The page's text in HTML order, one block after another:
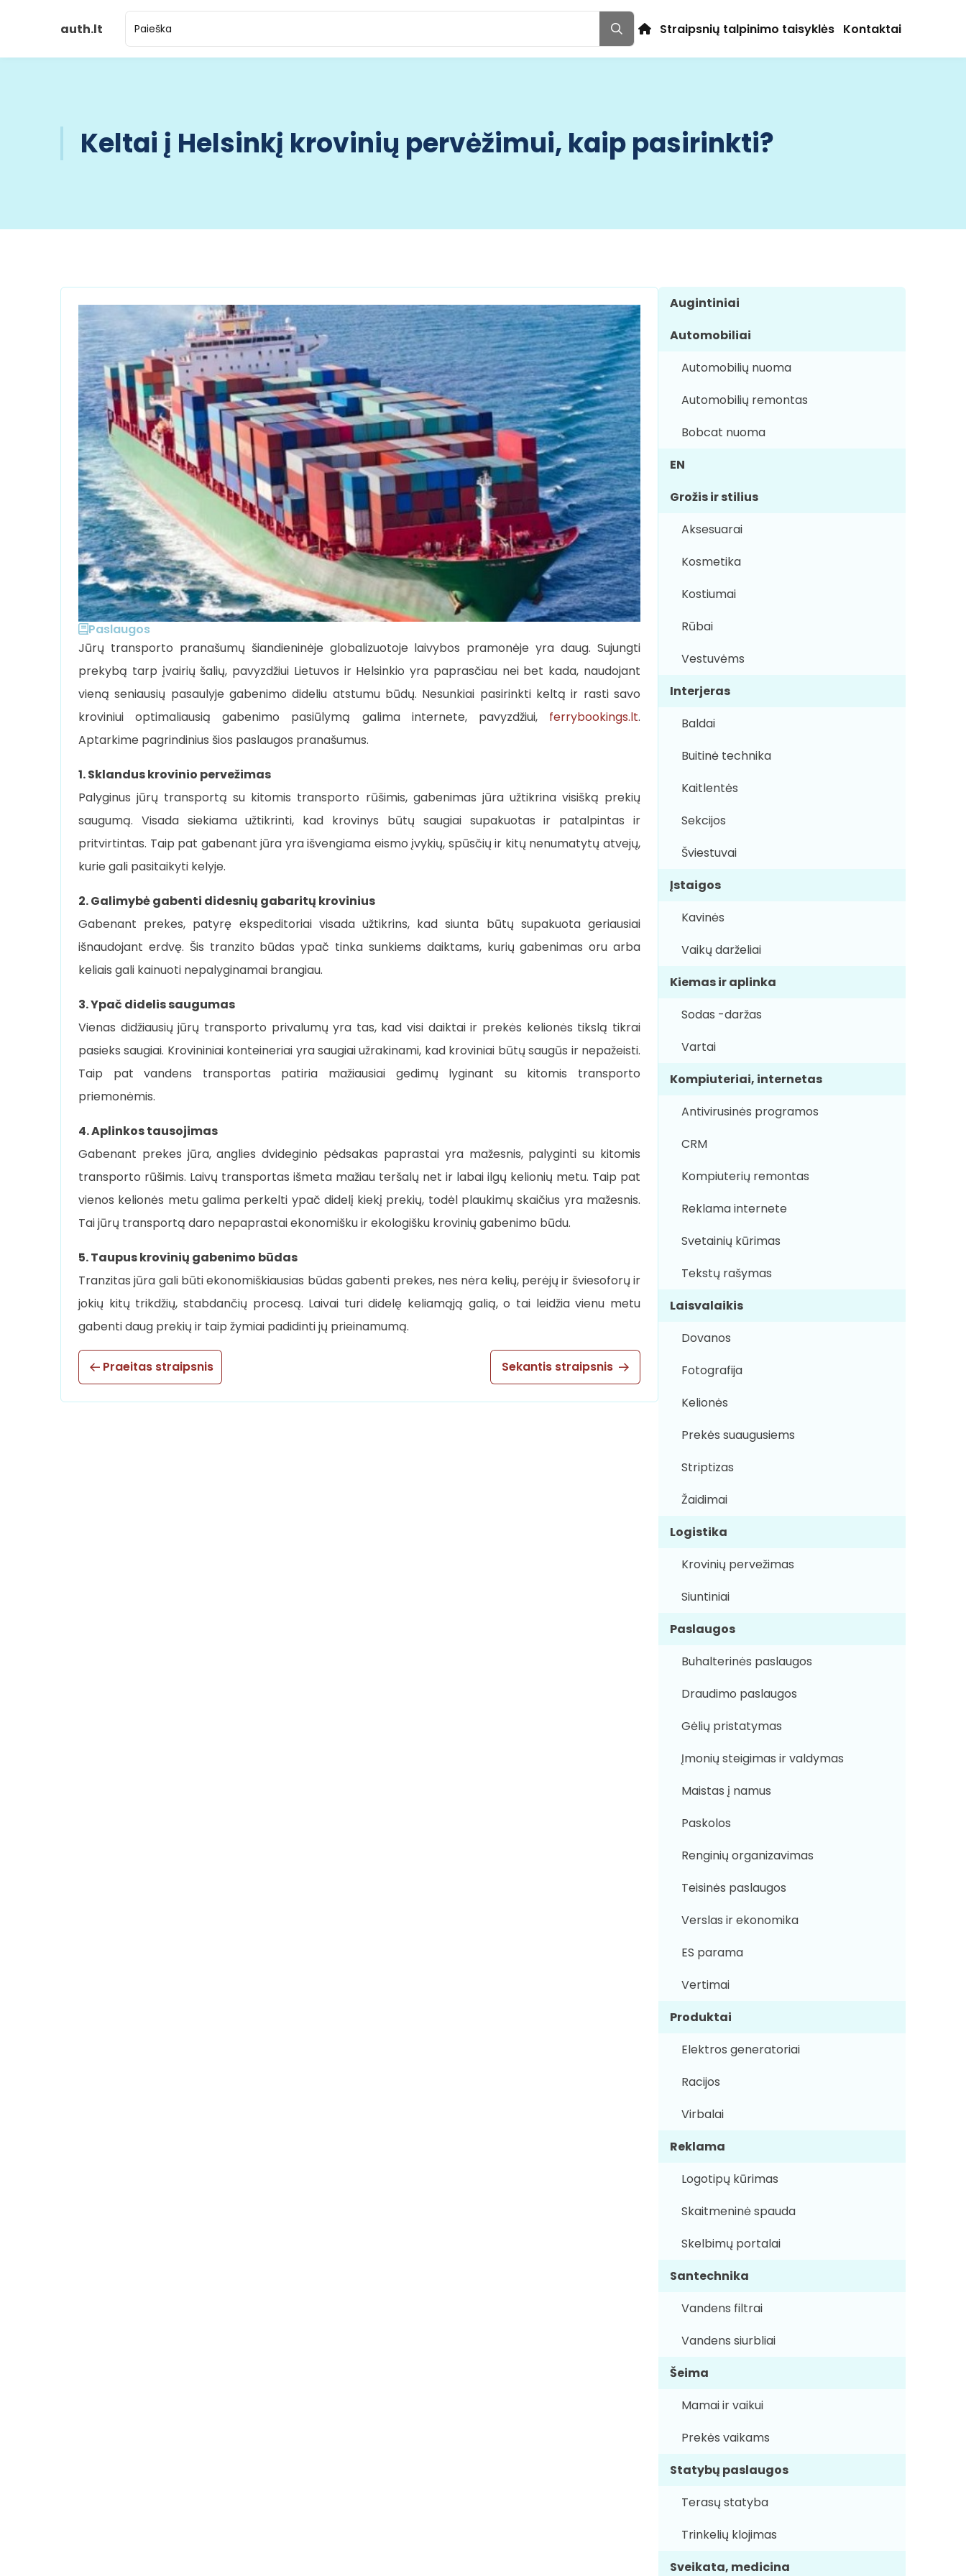
auth.lt Straipsnių talpinimo taisyklės Kontaktai
Keltai į Helsinkį krovinių pervėžimui, kaip pasirinkti?
Paslaugos
Jūrų transporto pranašumų šiandieninėje globalizuotoje laivybos pramonėje yra daug. Sujungti
prekybą tarp įvairių šalių, pavyzdžiui Lietuvos ir Helsinkio yra paprasčiau nei bet kada, naudojant
vieną seniausių pasaulyje gabenimo dideliu atstumu būdų. Nesunkiai pasirinkti keltą ir rasti savo
kroviniui optimaliausią gabenimo pasiūlymą galima internete, pavyzdžiui, ferrybookings.lt.
Aptarkime pagrindinius šios paslaugos pranašumus.
1. Sklandus krovinio pervežimas
Palyginus jūrų transportą su kitomis transporto rūšimis, gabenimas jūra užtikrina visišką prekių
saugumą. Visada siekiama užtikrinti, kad krovinys būtų saugiai supakuotas ir patalpintas ir
pritvirtintas. Taip pat gabenant jūra yra išvengiama eismo įvykių, spūsčių ir kitų nenumatytų atvejų,
kurie gali pasitaikyti kelyje.
2. Galimybė gabenti didesnių gabaritų krovinius
Gabenant prekes, patyrę ekspeditoriai visada užtikrins, kad siunta būtų supakuota geriausiai
išnaudojant erdvę. Šis tranzito būdas ypač tinka sunkiems daiktams, kurių gabenimas oru arba
keliais gali kainuoti nepalyginamai brangiau.
3. Ypač didelis saugumas
Vienas didžiausių jūrų transporto privalumų yra tas, kad visi daiktai ir prekės kelionės tikslą tikrai
pasieks saugiai. Krovininiai konteineriai yra saugiai užrakinami, kad kroviniai būtų saugūs ir nepažeisti.
Taip pat vandens transportas patiria mažiausiai gedimų lyginant su kitomis transporto
priemonėmis.
4. Aplinkos tausojimas
Gabenant prekes jūra, anglies dvideginio pėdsakas paprastai yra mažesnis, palyginti su kitomis
transporto rūšimis. Laivų transportas išmeta mažiau teršalų net ir labai ilgų kelionių metu. Taip pat
vienos kelionės metu galima perkelti ypač didelį kiekį prekių, todėl plaukimų skaičius yra mažesnis.
Tai jūrų transportą daro nepaprastai ekonomišku ir ekologišku krovinių gabenimo būdu.
5. Taupus krovinių gabenimo būdas
Tranzitas jūra gali būti ekonomiškiausias būdas gabenti prekes, nes nėra kelių, perėjų ir šviesoforų ir
jokių kitų trikdžių, stabdančių procesą. Laivai turi didelę keliamąją galią, o tai leidžia vienu metu
gabenti daug prekių ir taip žymiai padidinti jų prieinamumą.
Praeitas straipsnis Sekantis straipsnis
Augintiniai
Automobiliai
Automobilių nuoma
Automobilių remontas
Bobcat nuoma
EN
Grožis ir stilius
Aksesuarai
Kosmetika
Kostiumai
Rūbai
Vestuvėms
Interjeras
Baldai
Buitinė technika
Kaitlentės
Sekcijos
Šviestuvai
Įstaigos
Kavinės
Vaikų darželiai
Kiemas ir aplinka
Sodas -daržas
Vartai
Kompiuteriai, internetas
Antivirusinės programos
CRM
Kompiuterių remontas
Reklama internete
Svetainių kūrimas
Tekstų rašymas
Laisvalaikis
Dovanos
Fotografija
Kelionės
Prekės suaugusiems
Striptizas
Žaidimai
Logistika
Krovinių pervežimas
Siuntiniai
Paslaugos
Buhalterinės paslaugos
Draudimo paslaugos
Gėlių pristatymas
Įmonių steigimas ir valdymas
Maistas į namus
Paskolos
Renginių organizavimas
Teisinės paslaugos
Verslas ir ekonomika
ES parama
Vertimai
Produktai
Elektros generatoriai
Racijos
Virbalai
Reklama
Logotipų kūrimas
Skaitmeninė spauda
Skelbimų portalai
Santechnika
Vandens filtrai
Vandens siurbliai
Šeima
Mamai ir vaikui
Prekės vaikams
Statybų paslaugos
Terasų statyba
Trinkelių klojimas
Sveikata, medicina